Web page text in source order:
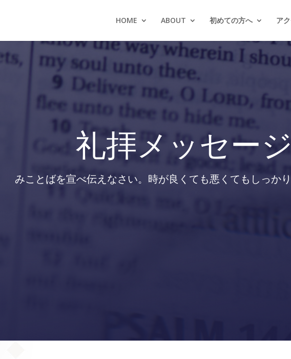
HOME ABOUT 初めての方へ ア
礼拝メッセージ
みことばを宣べ伝えなさい。時が良くても悪くてもしっかり